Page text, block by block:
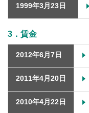
1999年3月23日
3．賃金
2012年6月7日
2011年4月20日
2010年4月22日